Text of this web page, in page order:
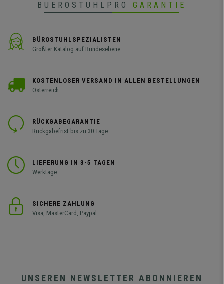
BUEROSTUHLPRO GARANTIE
BÜROSTUHLSPEZIALISTEN
Größter Katalog auf Bundesebene
KOSTENLOSER VERSAND IN ALLEN BESTELLUNGEN
Österreich
RÜCKGABEGARANTIE
Rückgabefrist bis zu 30 Tage
LIEFERUNG IN 3-5 TAGEN
Werktage
SICHERE ZAHLUNG
Visa, MasterCard, Paypal
UNSEREN NEWSLETTER ABONNIEREN